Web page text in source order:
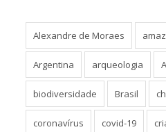
Alexandre de Moraes
Argentina arqueologia
biodiversidade Brasil
coronavírus covid-19